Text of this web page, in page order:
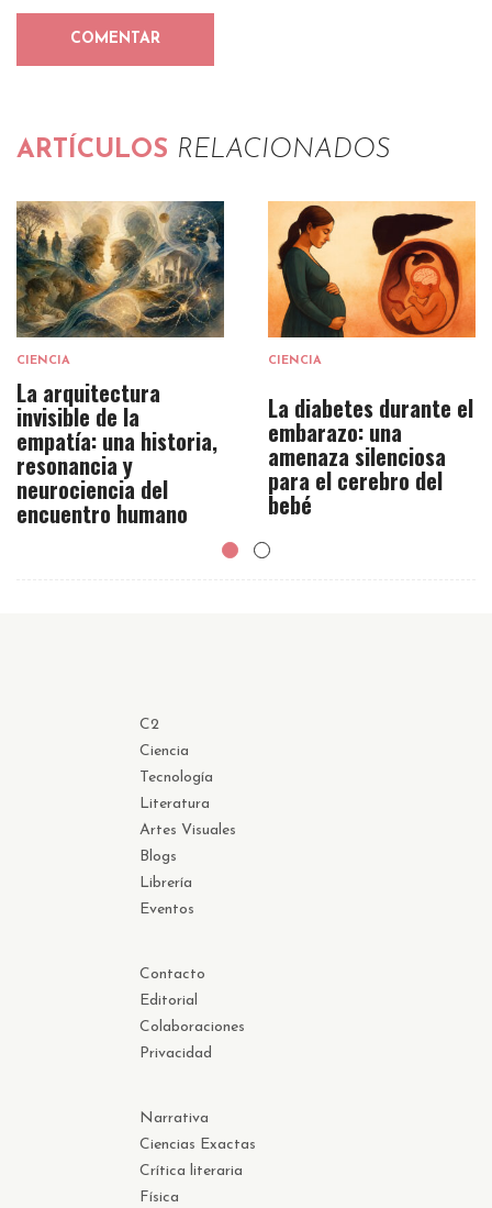
ARTÍCULOS RELACIONADOS
CIENCIA
La arquitectura
invisible de la
empatía: una historia,
resonancia y
neurociencia del
encuentro humano
CIENCIA
La diabetes durante el
embarazo: una
amenaza silenciosa
para el cerebro del
bebé
C2
Ciencia
Tecnología
Literatura
Artes Visuales
Blogs
Librería
Eventos
Contacto
Editorial
Colaboraciones
Privacidad
Narrativa
Ciencias Exactas
Crítica literaria
Física